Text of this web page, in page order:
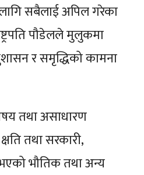
सबैलाई अपिल गरेका
पौडेलले मुलुकमा
र समृद्धिको कामना
तथा असाधारण
तथा सरकारी,
भौतिक तथा अन्य